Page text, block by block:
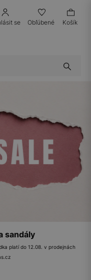
se Obľúbené Košík
sandály
platí do 12.08. v prodejnách